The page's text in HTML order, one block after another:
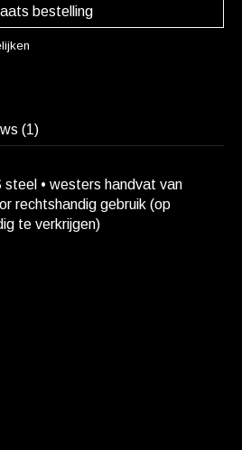
bestelling
(1)
steel • westers handvat van
rechtshandig gebruik (op
te verkrijgen)